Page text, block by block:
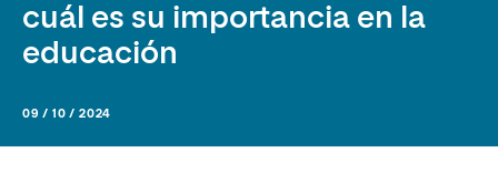
cuál es su importancia en la
educación
09 / 10 / 2024